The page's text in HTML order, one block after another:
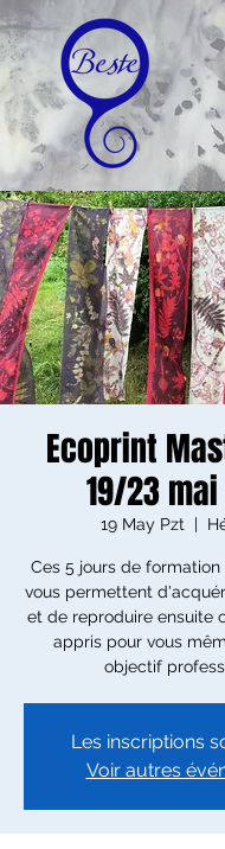
Ecoprint
19/23
19 May Pzt
  |
Ces 5 jours de formation
vous permettent
et de reproduire ensuite
appris pour vous
objectif
Les inscriptions
Voir autres